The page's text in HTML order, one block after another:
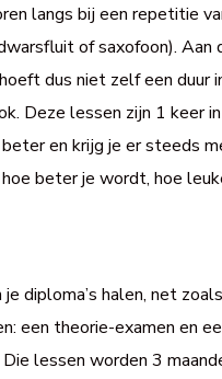
langs bij een repetitie
of saxofoon).
dus niet zelf een
Deze lessen zijn 1
en krijg je er steeds
beter je wordt, hoe
diploma’s halen, net
een theorie-examen en
lessen worden 3